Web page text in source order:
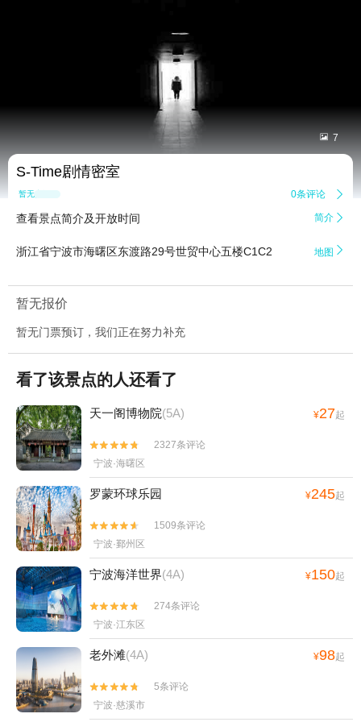
 7
S-Time剧情密室
暂无点评 0条评论 
查看景点简介及开放时间 简介 
浙江省宁波市海曙区东渡路29号世贸中心五楼C1C2 地图 
暂无报价
暂无门票预订，我们正在努力补充
看了该景点的人还看了
天一阁博物院(5A) ¥27起


2327条评论
宁波·海曙区
罗蒙环球乐园 ¥245起


1509条评论
宁波·鄞州区
宁波海洋世界(4A) ¥150起


274条评论
宁波·江东区
老外滩(4A) ¥98起


5条评论
宁波·慈溪市